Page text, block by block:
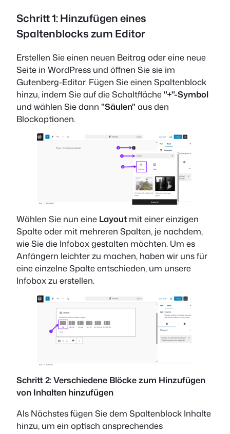
Schritt 1: Hinzufügen eines
Spaltenblocks zum Editor
Erstellen Sie einen neuen Beitrag oder eine neue
Seite in WordPress und öffnen Sie sie im
Gutenberg-Editor. Fügen Sie einen Spaltenblock
hinzu, indem Sie auf die Schaltfläche"+"-Symbol
und wählen Sie dann "Säulen" aus den
Blockoptionen.
Wählen Sie nun eine Layout mit einer einzigen
Spalte oder mit mehreren Spalten, je nachdem,
wie Sie die Infobox gestalten möchten. Um es
Anfängern leichter zu machen, haben wir uns für
eine einzelne Spalte entschieden, um unsere
Infobox zu erstellen.
Schritt 2: Verschiedene Blöcke zum Hinzufügen
von Inhalten hinzufügen
Als Nächstes fügen Sie dem Spaltenblock Inhalte
hinzu, um ein optisch ansprechendes